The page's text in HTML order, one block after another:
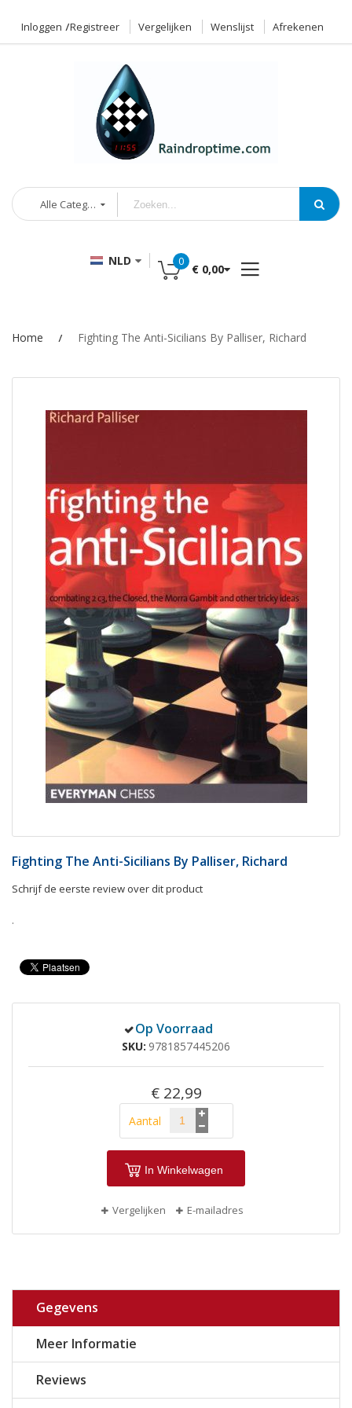
Inloggen Registreer Vergelijken Wenslijst Afrekenen
Alle Categorieën
NLD 0
€ 0,00
Home Fighting The Anti-Sicilians By Palliser, Richard
Fighting The Anti-Sicilians By Palliser, Richard
Schrijf de eerste review over dit product
.
Op Voorraad
SKU 9781857445206
€ 22,99
Aantal
In Winkelwagen
Vergelijken E-mailadres
Gegevens
Meer Informatie
Reviews